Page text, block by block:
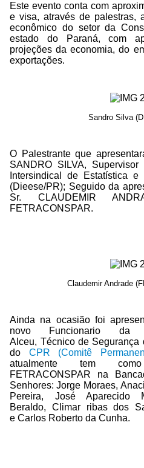
Este evento conta com
e visa, através de palestras,
econômico do setor da
estado do Paraná, com
projeções da economia, do
exportações.
Sandro Silva
O Palestrante que
SANDRO SILVA,
Intersindical de Estatística e
(Dieese/PR); Seguido da
Sr. CLAUDEMIR
FETRACONSPAR.
Claudemir Andrade
Ainda na ocasião foi
novo Funcionario da
Alceu, Técnico de Segurança
do CPR (Comitê
atualmente tem
FETRACONSPAR na
Senhores: Jorge Moraes,
Pereira, José Aparecido
Beraldo, Climar ribas dos
e Carlos Roberto da Cunha.